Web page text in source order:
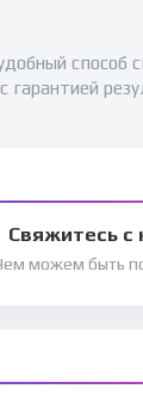
способ
с гарантией
Свяжитесь с
можем быть